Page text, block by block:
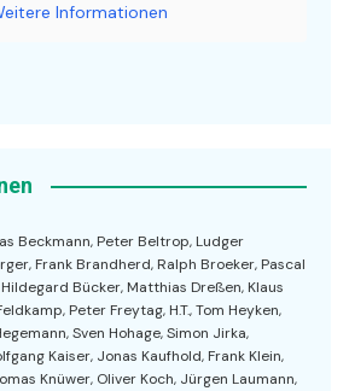
Informationen
Beckmann, Peter Beltrop, Ludger
Frank Brandherd, Ralph Broeker, Pascal
Bücker, Matthias Dreßen, Klaus
Peter Freytag, H.T., Tom Heyken,
Sven Hohage, Simon Jirka,
Kaiser, Jonas Kaufhold, Frank Klein,
Knüwer, Oliver Koch, Jürgen Laumann,